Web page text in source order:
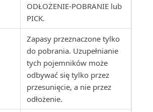
kosztów
zaliczkowych
zapisów zapasów
budżetu
serwisu
(raport)
wartość środka
ODŁOŻENIE-POBRANIE lub
PICK.
Zapasy przeznaczone tylko
do pobrania. Uzupełnianie
tych pojemników może
odbywać się tylko przez
przesunięcie, a nie przez
odłożenie.